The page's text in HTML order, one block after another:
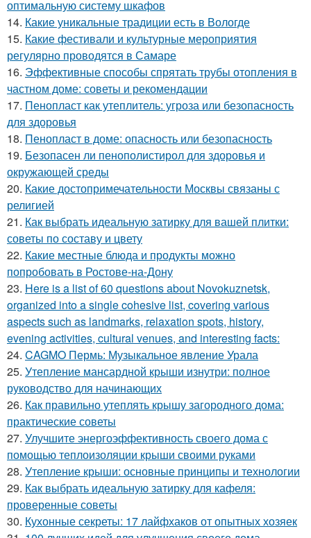
оптимальную систему шкафов
14. Какие уникальные традиции есть в Вологде
15. Какие фестивали и культурные мероприятия
регулярно проводятся в Самаре
16. Эффективные способы спрятать трубы отопления в
частном доме: советы и рекомендации
17. Пенопласт как утеплитель: угроза или безопасность
для здоровья
18. Пенопласт в доме: опасность или безопасность
19. Безопасен ли пенополистирол для здоровья и
окружающей среды
20. Какие достопримечательности Москвы связаны с
религией
21. Как выбрать идеальную затирку для вашей плитки:
советы по составу и цвету
22. Какие местные блюда и продукты можно
попробовать в Ростове-на-Дону
23. Here is a list of 60 questions about Novokuznetsk,
organized into a single cohesive list, covering various
aspects such as landmarks, relaxation spots, history,
evening activities, cultural venues, and interesting facts:
24. CAGMO Пермь: Музыкальное явление Урала
25. Утепление мансардной крыши изнутри: полное
руководство для начинающих
26. Как правильно утеплять крышу загородного дома:
практические советы
27. Улучшите энергоэффективность своего дома с
помощью теплоизоляции крыши своими руками
28. Утепление крыши: основные принципы и технологии
29. Как выбрать идеальную затирку для кафеля:
проверенные советы
30. Кухонные секреты: 17 лайфхаков от опытных хозяек